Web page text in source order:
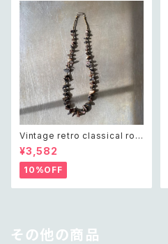
Vintage retro classical rou
gh cut shell beads necklac
e レトロ ヴィンテージ アクセサ
リー クラシカル ラフカット シェ
ル ビーズ ネックレス
¥3,582
10%OFF
その他の商品